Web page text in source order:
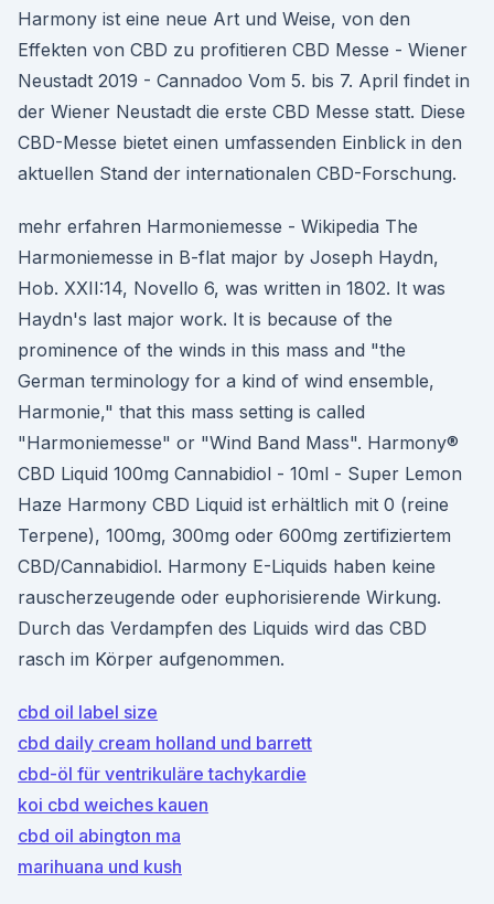
Harmony ist eine neue Art und Weise, von den
Effekten von CBD zu profitieren CBD Messe - Wiener
Neustadt 2019 - Cannadoo Vom 5. bis 7. April findet in
der Wiener Neustadt die erste CBD Messe statt. Diese
CBD-Messe bietet einen umfassenden Einblick in den
aktuellen Stand der internationalen CBD-Forschung.
mehr erfahren Harmoniemesse - Wikipedia The
Harmoniemesse in B-flat major by Joseph Haydn,
Hob. XXII:14, Novello 6, was written in 1802. It was
Haydn's last major work. It is because of the
prominence of the winds in this mass and "the
German terminology for a kind of wind ensemble,
Harmonie," that this mass setting is called
"Harmoniemesse" or "Wind Band Mass". Harmony®
CBD Liquid 100mg Cannabidiol - 10ml - Super Lemon
Haze Harmony CBD Liquid ist erhältlich mit 0 (reine
Terpene), 100mg, 300mg oder 600mg zertifiziertem
CBD/Cannabidiol. Harmony E-Liquids haben keine
rauscherzeugende oder euphorisierende Wirkung.
Durch das Verdampfen des Liquids wird das CBD
rasch im Körper aufgenommen.
cbd oil label size
cbd daily cream holland und barrett
cbd-öl für ventrikuläre tachykardie
koi cbd weiches kauen
cbd oil abington ma
marihuana und kush